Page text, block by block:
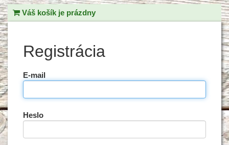
Váš košík je prázdny
Registrácia
E-mail
Heslo